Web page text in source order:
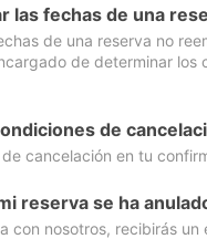
las fechas de una
de una reserva no
de determinar
de
cancelación en tu
reserva se ha
con nosotros, recibirás